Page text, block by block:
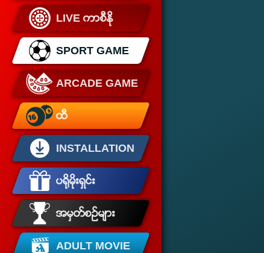
LIVE ကာစီႏုိ
SPORT GAME
ARCADE GAME
ထီ
INSTALLATION
ပရိုမိုးရွင္း
အမွတ္စဥ္မ်ား
ADULT MOVIE